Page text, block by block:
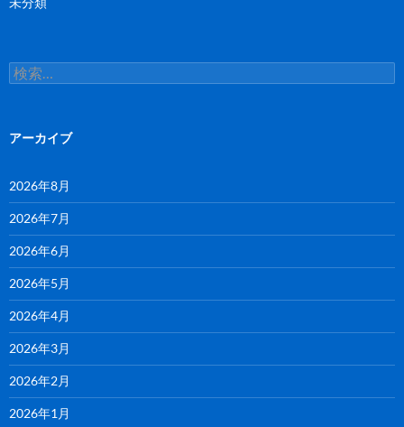
検
索:
アーカイブ
2026年8月
2026年7月
2026年6月
2026年5月
2026年4月
2026年3月
2026年2月
2026年1月